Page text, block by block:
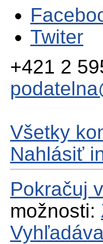
Twiter
+421 2
Všetky
Nahlásiť
Pokračuj
možnosti: